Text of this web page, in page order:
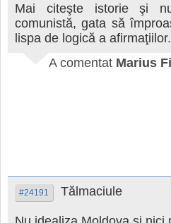
Mai citeşte istorie şi
comunistă, gata să
lispa de logică a afirmaţiilor.
A comentat Marius
#24191 Tălmaciule